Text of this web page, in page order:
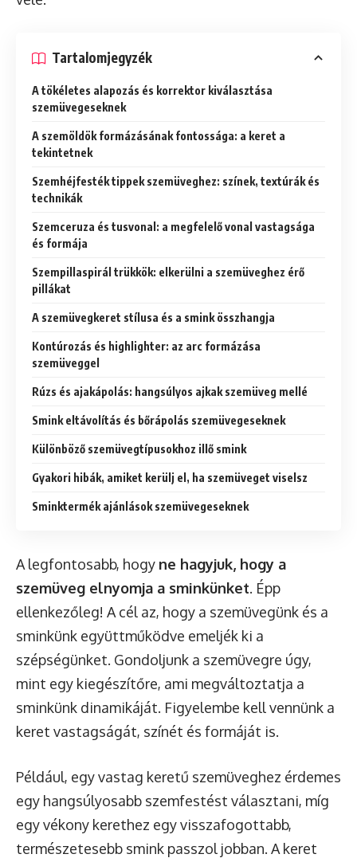
Tartalomjegyzék
A tökéletes alapozás és korrektor kiválasztása
szemüvegeseknek
A szemöldök formázásának fontossága: a keret a
tekintetnek
Szemhéjfesték tippek szemüveghez: színek, textúrák és
technikák
Szemceruza és tusvonal: a megfelelő vonal vastagsága
és formája
Szempillaspirál trükkök: elkerülni a szemüveghez érő
pillákat
A szemüvegkeret stílusa és a smink összhangja
Kontúrozás és highlighter: az arc formázása
szemüveggel
Rúzs és ajakápolás: hangsúlyos ajkak szemüveg mellé
Smink eltávolítás és bőrápolás szemüvegeseknek
Különböző szemüvegtípusokhoz illő smink
Gyakori hibák, amiket kerülj el, ha szemüveget viselsz
Sminktermék ajánlások szemüvegeseknek
A legfontosabb, hogy ne hagyjuk, hogy a
szemüveg elnyomja a sminkünket. Épp
ellenkezőleg! A cél az, hogy a szemüvegünk és a
sminkünk együttműködve emeljék ki a
szépségünket. Gondoljunk a szemüvegre úgy,
mint egy kiegészítőre, ami megváltoztatja a
sminkünk dinamikáját. Figyelembe kell vennünk a
keret vastagságát, színét és formáját is.
Például, egy vastag keretű szemüveghez érdemes
egy hangsúlyosabb szemfestést választani, míg
egy vékony kerethez egy visszafogottabb,
természetesebb smink passzol jobban. A keret